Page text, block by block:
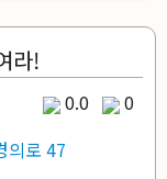
라!
0.0
0
의로 47